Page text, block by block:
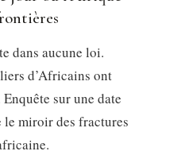
dans aucune loi.
d’Africains ont
sur une date
le miroir des fractures